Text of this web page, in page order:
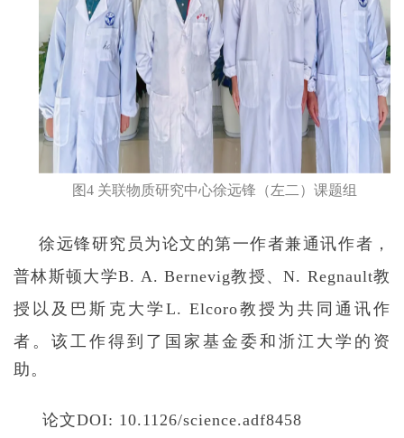
图4 关联物质研究中心徐远锋（左二）课题组
徐远锋研究员 为论文的第一作者兼通讯作者，
普林斯顿大学B. A. Bernevig教授、N. Regnault教
授以及巴斯克大学 L. Elcoro教授为共同通讯作
者。 该工作得到了国家基金委和浙江大学的资
助。
论文DOI: 10.1126/science.adf8458